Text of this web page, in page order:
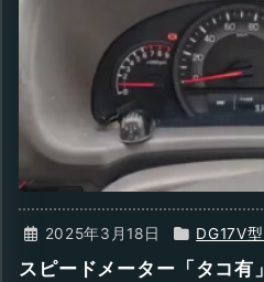
2025年3月18日 DG17V
スピードメーター「タコ有